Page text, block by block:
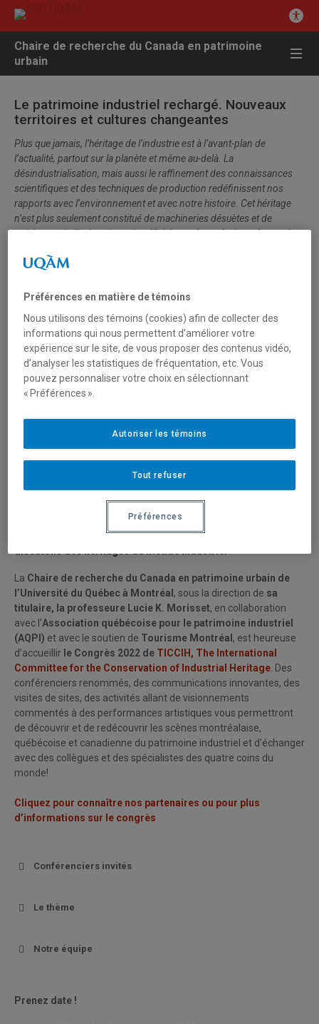
Chaire de recherche du Canada en patrimoine
urbain
Le patrimoine industriel rechargé. Nouveaux
territoires et cultures changeantes
Plus que jamais, l’héritage de l’industrie est à l’avant-plan de
l’actualité, partout sur la planète et même au-delà. La
désindustrialisation, mais aussi le raffinement des connaissances
scientifiques et des techniques de production redéfinissent nos
rapports avec l’environnement et avec notre histoire. Cet héritage
n’est plus seulement constitué de machineries désuètes et de
« châteaux de l’industrie » : c’estl’héritage de territoires, de savoirs,
d’installations nucléaires et de maisons ouvrières autant que de
pratiques. Face aux transformations profondes de l’industrie et de
soulève des enjeux et offre des possibilités qui vont bien au-delà,
dorénavant, de la simple conservation.La transmission du savoir,
l’inclusion des personnes et une perspective humaniste
renouvelée sur le développement durable sont au rang de ces
possibilités du patrimoine industrielqu’il importe maintenant de
mettre en discussion.
Congrès international
Montréal, du 28 août au 3 septembre 2022.Consultez le
programme et inscrivez-vous ici.
11 septembre 1916 (Alamy)
La Chaire de recherche du Canada en patrimoine urbain de
l’Université du Québec à Montréal , sous la direction de sa
titulaire, la professeure Lucie K. Morisset, en collaboration
avec l’Association québécoise pour le patrimoine industriel
(AQPI) et avec le soutien de Tourisme Montréal , est heureuse
d’accueillir le Congrès 2022 de TICCIH, The International
Committee for the Conservation of Industrial Heritage . Des
conférenciers renommés, des communications innovantes, des
visites de sites, des activités allant de visionnements
commentés à des performances artistiques vous permettront
de découvrir et de redécouvrir les scènes montréalaise,
québécoise et canadienne du patrimoine industriel et d’échanger
avec des collègues et des spécialistes des quatre coins du
monde!
Cliquez pour connaître nos partenaires ou pour plus
d’informations sur le congrès
Conférenciers invités
Le thème
Notre équipe
Prenez date !
Préférences en matière de témoins
Nous utilisons des témoins (cookies) afin de collecter des
informations qui nous permettent d’améliorer votre
expérience sur le site, de vous proposer des contenus vidéo,
d’analyser les statistiques de fréquentation, etc. Vous
pouvez personnaliser votre choix en sélectionnant
« Préférences ».
Tout refuser
Autoriser les témoins
Préférences